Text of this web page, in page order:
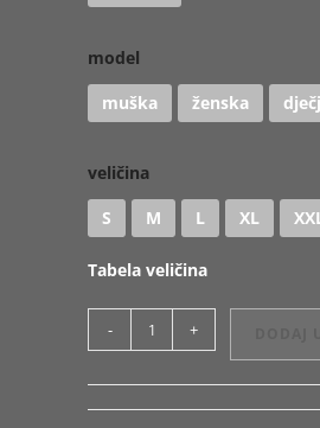
model
muška
ženska
veličina
S
M L XL
Tabela veličina
ili
Hoodie
WASP
- +